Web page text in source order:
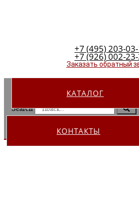
+7 (495) 203-03-
+7 (926) 002-
Заказать обратный
КАТАЛОГ
Search
КОНТАКТЫ